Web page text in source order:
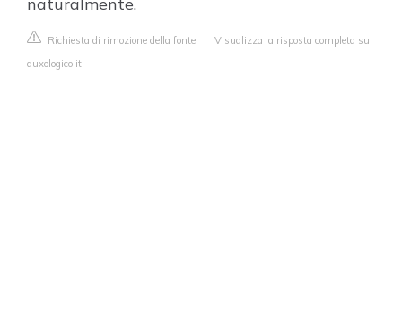
Richiesta di rimozione della fonte | Visualizza la risposta completa su
auxologico.it